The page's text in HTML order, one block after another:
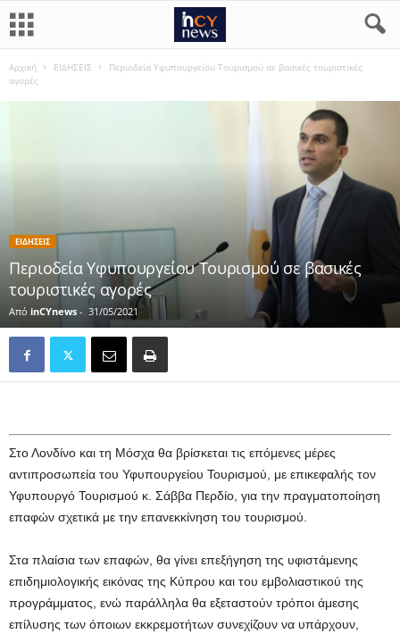
Αρχική ΕΙΔΗΣΕΙΣ
Περιοδεία Υφυπουργείου Τουρισμού σε βασικές τουριστικές
αγορές
ΕΙΔΗΣΕΙΣ
Περιοδεία Υφυπουργείου Τουρισμού σε βασικές
τουριστικές αγορές
Από inCYnews - 31/05/2021
Στο Λονδίνο και τη Μόσχα θα βρίσκεται τις επόμενες μέρες
αντιπροσωπεία του Υφυπουργείου Τουρισμού, με επικεφαλής τον
Υφυπουργό Τουρισμού κ. Σάββα Περδίο, για την πραγματοποίηση
επαφών σχετικά με την επανεκκίνηση του τουρισμού.
Στα πλαίσια των επαφών, θα γίνει επεξήγηση της υφιστάμενης
επιδημιολογικής εικόνας της Κύπρου και του εμβολιαστικού της
προγράμματος, ενώ παράλληλα θα εξεταστούν τρόποι άμεσης
επίλυσης των όποιων εκκρεμοτήτων συνεχίζουν να υπάρχουν,